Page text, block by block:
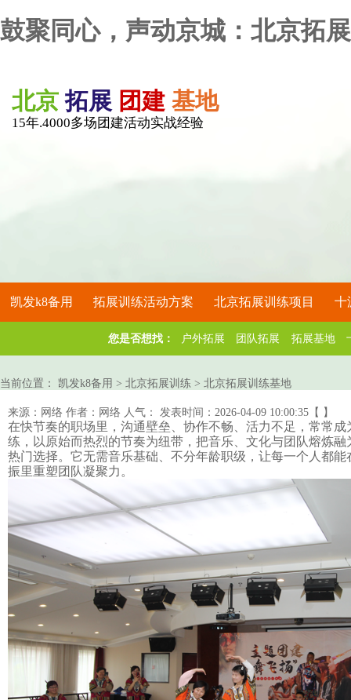
鼓聚同心，声动京城：北京拓
北京拓展 团建 基地
15年.4000多场团建活动实战经验
凯发k8备用 拓展训练活动方案 北京拓展训练项目 十
您是否想找： 户外拓展 团队拓展 拓展基地
当前位置： 凯发k8备用 > 北京拓展训练 > 北京拓展训练基地
来源：网络 作者：网络 人气： 发表时间：2026-04-09 10:00:35【 】
在快节奏的职场里，沟通壁垒、协作不畅、活力不足，常常
练 ，以原始而热烈的节奏为纽带，把音乐、文化与团队熔炼
热门选择。它无需音乐基础、不分年龄职级，让每一个人都
振里重塑团队凝聚力 。